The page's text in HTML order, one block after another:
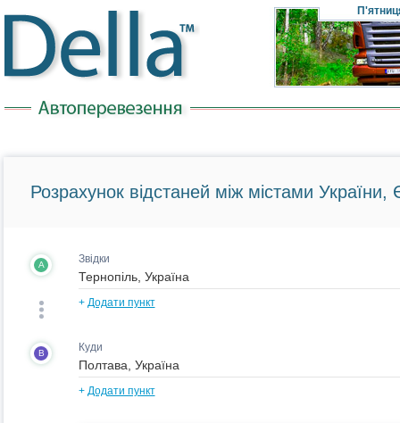
Розрахунок відстаней між містами України,
A Звідки
+ Додати пункт
B Куди
+ Додати пункт